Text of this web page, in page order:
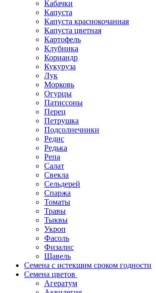
Кабачки
Капуста
Капуста краснокочанная
Капуста цветная
Картофель
Клубника
Кориандр
Кукуруза
Лук
Морковь
Огурцы
Патиссоны
Перец
Петрушка
Подсолнечники
Редис
Редька
Репа
Салат
Свекла
Сельдерей
Спаржа
Томаты
Травы
Тыквы
Укроп
Фасоль
Физалис
Щавель
Семена с истекшим сроком годности
Семена цветов
Агератум